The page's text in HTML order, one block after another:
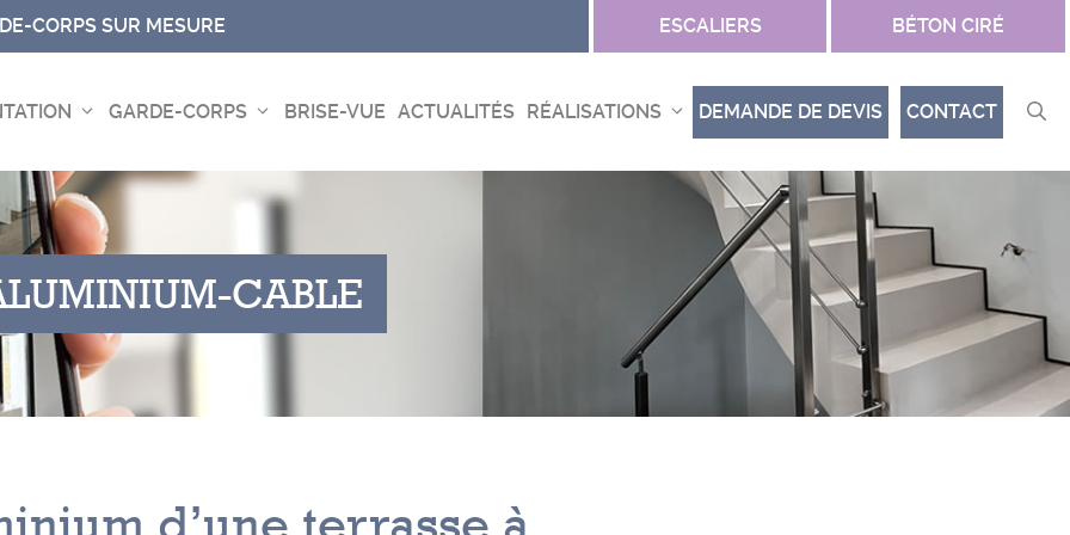
CORPS SUR MESURE ESCALIERS BÉTON CIRÉ
GARDE-CORPS BRISE-VUE ACTUALITÉS RÉALISATIONS DEMANDE DE DEVIS CONTACT
-CABLE